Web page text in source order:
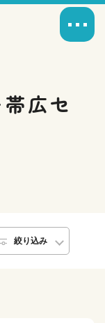
広セ
絞り込み